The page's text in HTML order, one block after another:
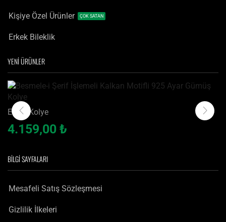
Kişiye Özel Ürünler ÇOK SATAN
Erkek Bileklik
YENİ ÜRÜNLER
Erkek Kolye
4.159,00 ₺
BILGI SAYFALARI
Mesafeli Satış Sözleşmesi
Gizlilik İlkeleri